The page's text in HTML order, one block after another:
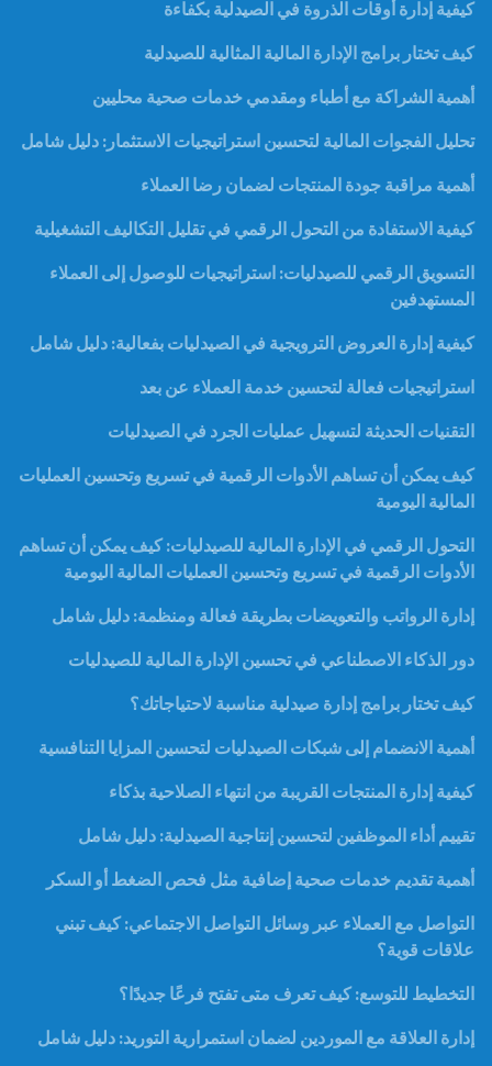
كيفية إدارة أوقات الذروة في الصيدلية بكفاءة
كيف تختار برامج الإدارة المالية المثالية للصيدلية
أهمية الشراكة مع أطباء ومقدمي خدمات صحية محليين
تحليل الفجوات المالية لتحسين استراتيجيات الاستثمار: دليل شامل
أهمية مراقبة جودة المنتجات لضمان رضا العملاء
كيفية الاستفادة من التحول الرقمي في تقليل التكاليف التشغيلية
التسويق الرقمي للصيدليات: استراتيجيات للوصول إلى العملاء
المستهدفين
كيفية إدارة العروض الترويجية في الصيدليات بفعالية: دليل شامل
استراتيجيات فعالة لتحسين خدمة العملاء عن بعد
التقنيات الحديثة لتسهيل عمليات الجرد في الصيدليات
كيف يمكن أن تساهم الأدوات الرقمية في تسريع وتحسين العمليات
المالية اليومية
التحول الرقمي في الإدارة المالية للصيدليات: كيف يمكن أن تساهم
الأدوات الرقمية في تسريع وتحسين العمليات المالية اليومية
إدارة الرواتب والتعويضات بطريقة فعالة ومنظمة: دليل شامل
دور الذكاء الاصطناعي في تحسين الإدارة المالية للصيدليات
كيف تختار برامج إدارة صيدلية مناسبة لاحتياجاتك؟
أهمية الانضمام إلى شبكات الصيدليات لتحسين المزايا التنافسية
كيفية إدارة المنتجات القريبة من انتهاء الصلاحية بذكاء
تقييم أداء الموظفين لتحسين إنتاجية الصيدلية: دليل شامل
أهمية تقديم خدمات صحية إضافية مثل فحص الضغط أو السكر
التواصل مع العملاء عبر وسائل التواصل الاجتماعي: كيف تبني
علاقات قوية؟
التخطيط للتوسع: كيف تعرف متى تفتح فرعًا جديدًا؟
إدارة العلاقة مع الموردين لضمان استمرارية التوريد: دليل شامل